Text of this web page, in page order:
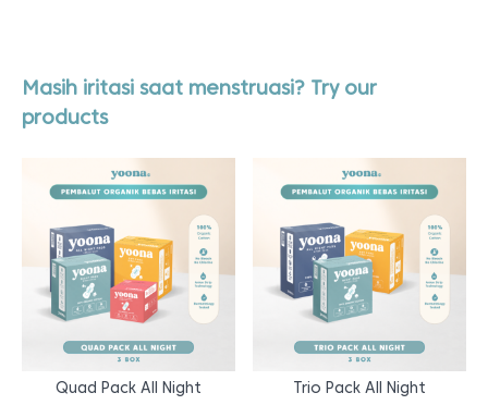
Masih iritasi saat menstruasi? Try our
products
Quad Pack All Night Trio Pack All Night